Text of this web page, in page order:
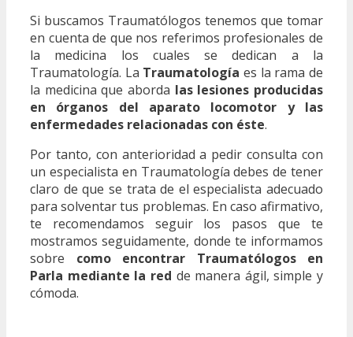
Si buscamos Traumatólogos tenemos que tomar
en cuenta de que nos referimos profesionales de
la medicina los cuales se dedican a la
Traumatología. La Traumatología es la rama de
la medicina que aborda las lesiones producidas
en órganos del aparato locomotor y las
enfermedades relacionadas con éste.
Por tanto, con anterioridad a pedir consulta con
un especialista en Traumatología debes de tener
claro de que se trata de el especialista adecuado
para solventar tus problemas. En caso afirmativo,
te recomendamos seguir los pasos que te
mostramos seguidamente, donde te informamos
sobre como encontrar Traumatólogos en
Parla mediante la red de manera ágil, simple y
cómoda.